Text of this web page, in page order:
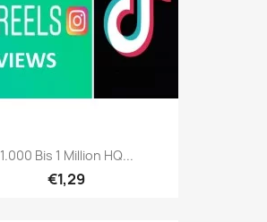
1.000 Bis 1 Million HQ...
€1,29